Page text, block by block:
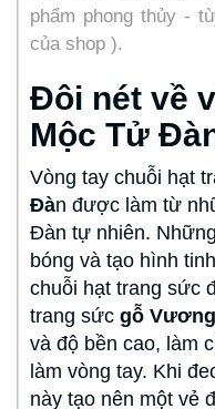
phẩm phong thủy -
của shop ).
Đôi nét về
Mộc Tử
Vòng tay chuỗi hạt
Đàn được làm từ
Đàn tự nhiên.
bóng và tạo hình
chuỗi hạt trang sức
trang sức gỗ
và độ bền cao, làm
làm vòng tay. Khi
này tạo nên một vẻ